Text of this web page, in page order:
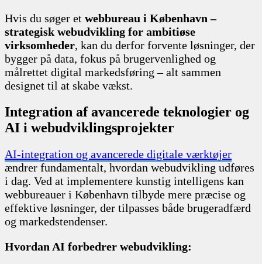
Hvis du søger et webbureau i København –
strategisk webudvikling for ambitiøse
virksomheder, kan du derfor forvente løsninger, der
bygger på data, fokus på brugervenlighed og
målrettet digital markedsføring – alt sammen
designet til at skabe vækst.
Integration af avancerede teknologier og
AI i webudviklingsprojekter
AI-integration og avancerede digitale værktøjer
ændrer fundamentalt, hvordan webudvikling udføres
i dag. Ved at implementere kunstig intelligens kan
webbureauer i København tilbyde mere præcise og
effektive løsninger, der tilpasses både brugeradfærd
og markedstendenser.
Hvordan AI forbedrer webudvikling: